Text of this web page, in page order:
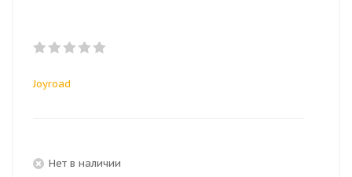
Joyroad
Нет в наличии